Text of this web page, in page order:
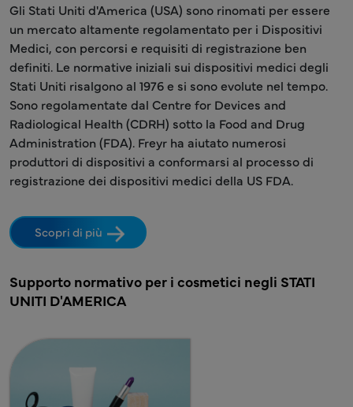
Gli Stati Uniti d'America (USA) sono rinomati per essere
un mercato altamente regolamentato per i Dispositivi
Medici, con percorsi e requisiti di registrazione ben
definiti. Le normative iniziali sui dispositivi medici degli
Stati Uniti risalgono al 1976 e si sono evolute nel tempo.
Sono regolamentate dal Centre for Devices and
Radiological Health (CDRH) sotto la Food and Drug
Administration (FDA). Freyr ha aiutato numerosi
produttori di dispositivi a conformarsi al processo di
registrazione dei dispositivi medici della US FDA.
Scopri di più
Supporto normativo per i cosmetici negli STATI
UNITI D'AMERICA